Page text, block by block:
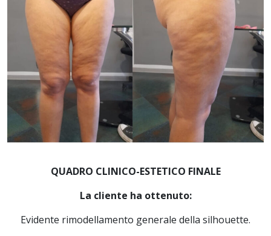
QUADRO CLINICO-ESTETICO FINALE
La cliente ha ottenuto:
Evidente rimodellamento generale della silhouette.